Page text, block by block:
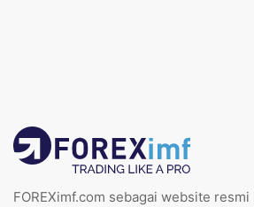
FOREXimf.com sebagai website